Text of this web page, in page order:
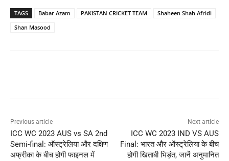
TAGS Babar Azam PAKISTAN CRICKET TEAM
Shaheen Shah Afridi
Shan Masood
Previous article
ICC WC 2023 AUS vs SA 2nd
Semi-final: ऑस्ट्रेलिया और दक्षिण
अफ्रीका के बीच होगी फाइनल में
Next article
ICC WC 2023 IND VS AUS
Final: भारत और ऑस्ट्रेलिया के बीच
होगी खिताबी भिड़ंत, जानें अनुमानित